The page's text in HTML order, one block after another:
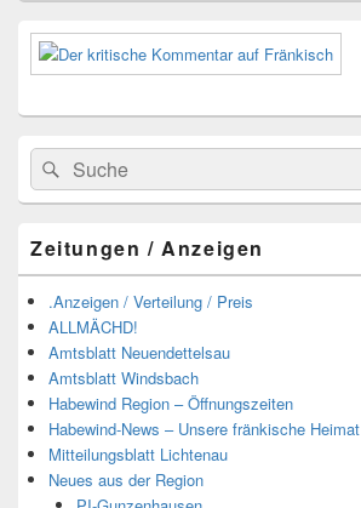
Suchen
nach:
Suchen
Zeitungen / Anzeigen
.Anzeigen / Verteilung / Preis
ALLMÄCHD!
Amtsblatt Neuendettelsau
Amtsblatt Windsbach
Habewind Region – Öffnungszeiten
Habewind-News – Unsere fränkische Heimat
Mitteilungsblatt Lichtenau
Neues aus der Region